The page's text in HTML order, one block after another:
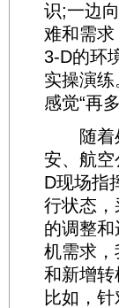
识;一边
难和需
3-D的环
实操演
感觉“再
随着处
安、航空
D现场指
行状态
的调整
机需求
和新增
比如，